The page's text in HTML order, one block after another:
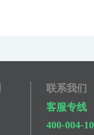
联系我们
客服专线
400-004-